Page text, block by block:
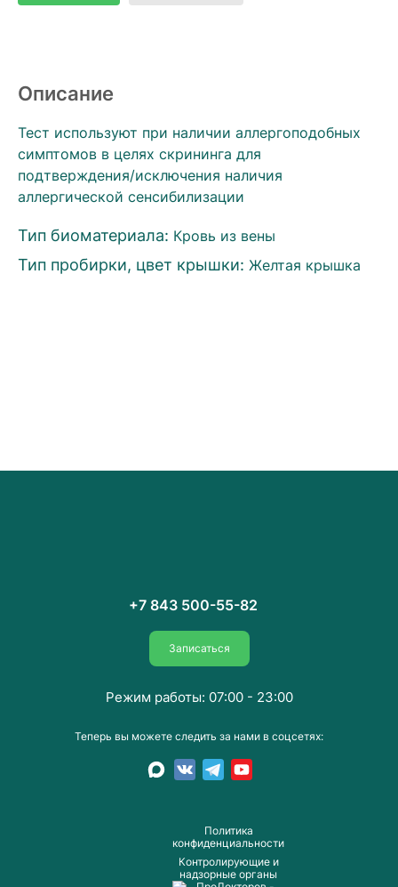
Описание
Тест используют при наличии аллергоподобных
симптомов в целях скрининга для
подтверждения/исключения наличия
аллергической сенсибилизации
Тип биоматериала: Кровь из вены
Тип пробирки, цвет крышки: Желтая крышка
Пoлитика
конфиденциальности
Контролирующие и
надзорные органы
+7 843 500-55-82
Записаться
Теперь вы можете следить за нами в соцсетях:
Режим работы: 07:00 - 23:00